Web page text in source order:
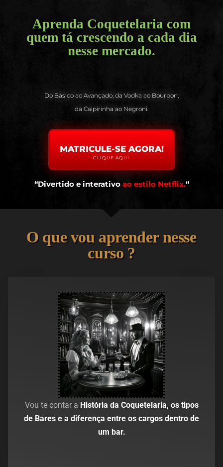
Aprenda Coquetelaria com
quem tá crescendo a cada dia
nesse mercado.
Do Básico ao Avançado, da Vodka ao Bourbon,
da Caipirinha ao Negroni.
MATRICULE-SE AGORA!
CLIQUE AQUI
“Divertido e interativo ao estilo Netflix.“
O que vou aprender nesse
curso ?
Vou te contar a História da Coquetelaria, os tipos
de Bares e a diferença entre os cargos dentro de
um bar.